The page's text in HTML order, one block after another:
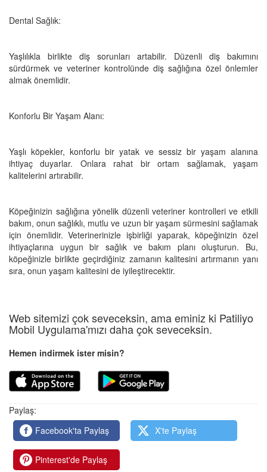
Dental Sağlık:
Yaşlılıkla birlikte diş sorunları artabilir. Düzenli diş bakımını
sürdürmek ve veteriner kontrolünde diş sağlığına özel önlemler
almak önemlidir.
Konforlu Bir Yaşam Alanı:
Yaşlı köpekler, konforlu bir yatak ve sessiz bir yaşam alanına
ihtiyaç duyarlar. Onlara rahat bir ortam sağlamak, yaşam
kalitelerini artırabilir.
Köpeğinizin sağlığına yönelik düzenli veteriner kontrolleri ve etkili
bakım, onun sağlıklı, mutlu ve uzun bir yaşam sürmesini sağlamak
için önemlidir. Veterinerinizle işbirliği yaparak, köpeğinizin özel
ihtiyaçlarına uygun bir sağlık ve bakım planı oluşturun. Bu,
köpeğinizle birlikte geçirdiğiniz zamanın kalitesini artırmanın yanı
sıra, onun yaşam kalitesini de iyileştirecektir.
Web sitemizi çok seveceksin, ama eminiz ki Patiliyo
Mobil Uygulama'mızı daha çok seveceksin.
Hemen indirmek ister misin?
Paylaş:
Facebook'ta Paylaş
X'te Paylaş
Pinterest'de Paylaş